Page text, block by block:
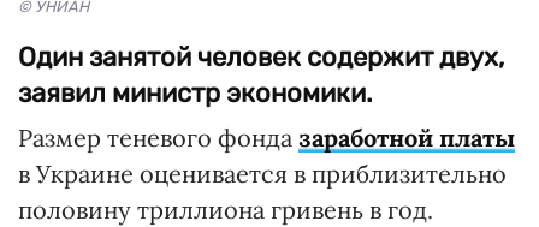
© УНИАН
Один занятой человек содержит двух,
заявил министр экономики.
Размер теневого фонда заработной платы
в Украине оценивается в приблизительно
половину триллиона гривень в год.